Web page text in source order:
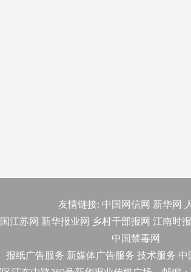
友情链接: 中国网信网 新华网
江苏网 新华报业网 乡村干部报网 江南时报
中国禁毒网
报纸广告服务 新媒体广告服务 技术服务 中